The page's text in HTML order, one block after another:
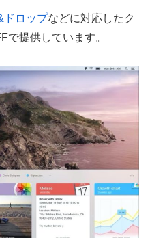
ドロップなどに対応したク
で提供しています。